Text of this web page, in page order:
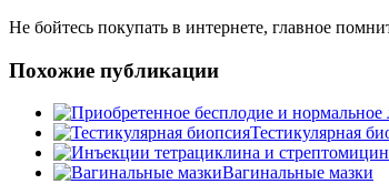
Не бойтесь покупать в интернете, главное
Похожие публикации
Тестикулярная
Вагинальные мазки